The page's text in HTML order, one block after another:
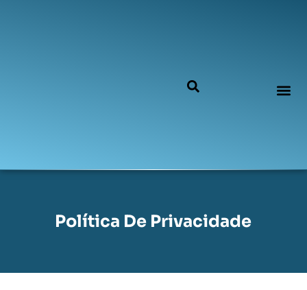
Política De Privacidade